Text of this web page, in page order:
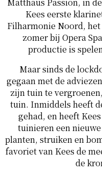
Kees eerste
Filharmonie Noord,
zomer bij Opera
productie is
Maar sinds de
gegaan met de
zijn tuin te
tuin. Inmiddels heeft
gehad, en heeft
tuinieren een
planten, struiken en
favoriet van Kees de
de